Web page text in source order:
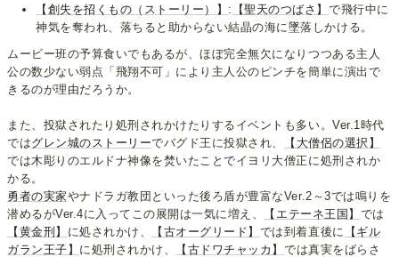
【創失を招くもの（ストーリー）】 : 【聖天のつばさ】で飛行中に
神気を奪われ、落ちると助からない結晶の海に墜落しかける。
ムービー班の予算食いでもあるが、ほぼ完全無欠になりつつある主人
公の数少ない弱点「飛翔不可」により主人公のピンチを簡単に演出で
きるのが理由だろうか。
また、投獄されたり処刑されかけたりするイベントも多い。Ver.1時代
ではグレン城のストーリーでバグド王に投獄され、
【大僧侶の選択】
では木彫りのエルドナ神像を焚いたことでイヨリ大僧正に処刑されか
かる。
勇者の実家やナドラガ教団といった後ろ盾が豊富なVer.2～3では鳴りを
潜めるがVer.4に入ってこの展開は一気に増え、
【エテーネ王国】 では
【黄金刑】 に処されかけ、 【古オーグリード】 では到着直後に
【ギル
ガラン王子】 に処刑されかけ、 【古ドワチャッカ】 では真実をばらさ